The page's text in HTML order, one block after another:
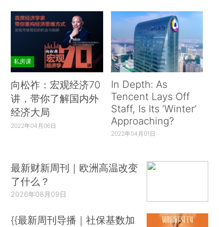
私房课
向松祚：宏观经济70
讲，带你了解国内外
经济大局
2022年04月06日
In Depth: As
Tencent Lays Off
Staff, Is Its ‘Winter’
Approaching?
2022年04月01日
最新财新周刊｜欧洲高温改变
了什么？
2026年08月09日
{{最新周刊导播｜社保基数加